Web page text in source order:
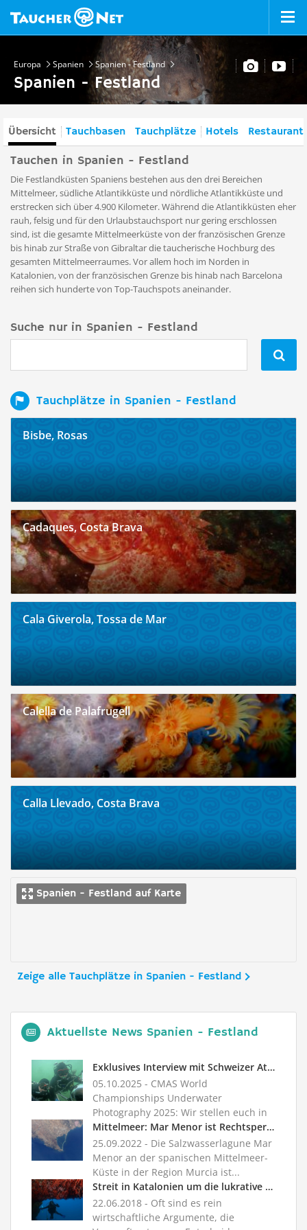
Europa Spanien Spanien - Festland
Spanien - Festland
Übersicht Tauchbasen Tauchplätze Hotels
Tauchen in Spanien - Festland
Die Festlandküsten Spaniens bestehen aus den drei Bereichen
Mittelmeer, südliche Atlantikküste und nördliche Atlantikküste und
erstrecken sich über 4.900 Kilometer. Während die Atlantikküsten eher
rauh, felsig und für den Urlaubstauchsport nur gering erschlossen
sind, ist die gesamte Mittelmeerküste von der französischen Grenze
bis hinab zur Straße von Gibraltar die taucherische Hochburg des
gesamten Mittelmeerraumes. Vor allem hoch im Norden in
Katalonien, von der französischen Grenze bis hinab nach Barcelona
reihen sich hunderte von Top-Tauchspots aneinander.
Suche nur in Spanien - Festland

Tauchplätze in Spanien - Festland
Bisbe, Rosas
Cadaques, Costa Brava
Cala Giverola, Tossa de Mar
Calella de Palafrugell
Calla Llevado, Costa Brava
Spanien - Festland auf Karte
Zeige alle Tauchplätze in Spanien - Festland
Aktuellste News Spanien - Festland
Exklusives Interview mit Schweizer Athleten
05.10.2025 - CMAS World
Championships Underwater
Photography 2025: Wir stellen euch in
Folge ein exklus...
Mittelmeer: Mar Menor ist Rechtspersönlichkeit
25.09.2022 - Die Salzwasserlagune Mar
Menor an der spanischen Mittelmeer-
Küste in der Region Murcia ist...
Streit in Katalonien um die lukrative Korallenfischerei
22.06.2018 - Oft sind es rein
wirtschaftliche Argumente, die